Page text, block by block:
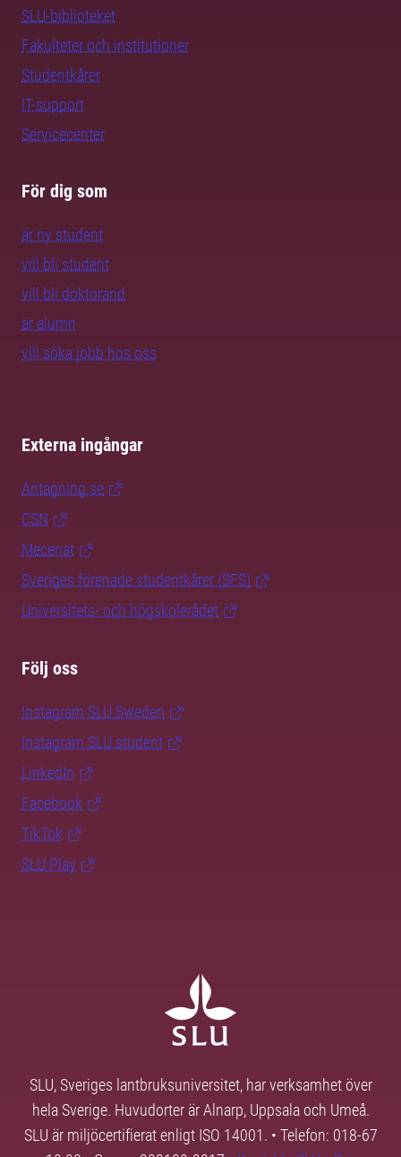
SLU-biblioteket
Fakulteter och institutioner
Studentkårer
IT-support
Servicecenter
För dig som
är ny student
vill bli student
vill bli doktorand
är alumn
vill söka jobb hos oss
Externa ingångar
Antagning.se
CSN
Mecenat
Sveriges förenade studentkårer (SFS)
Universitets- och högskolerådet
Följ oss
Instagram SLU.Sweden
Instagram SLU.student
LinkedIn
Facebook
TikTok
SLU Play
SLU, Sveriges lantbruksuniversitet, har verksamhet över
hela Sverige. Huvudorter är Alnarp, Uppsala och Umeå.
SLU är miljöcertifierat enligt ISO 14001. • Telefon: 018-67